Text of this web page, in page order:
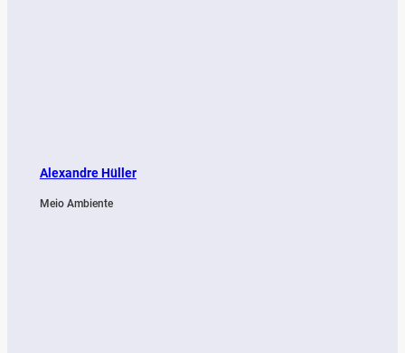
Alexandre Hüller
Meio Ambiente